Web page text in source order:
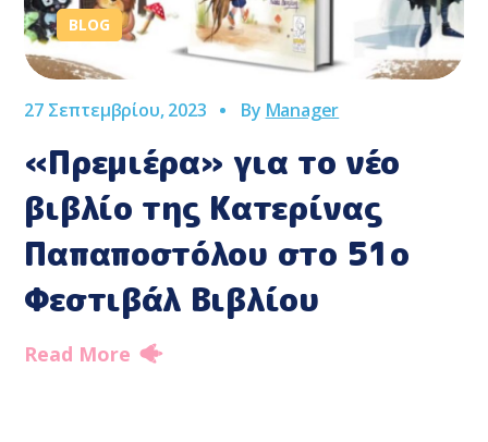
BLOG
27 Σεπτεμβρίου, 2023 By Manager
«Πρεμιέρα» για το νέο
βιβλίο της Κατερίνας
Παπαποστόλου στο 51ο
Φεστιβάλ Βιβλίου
Read More